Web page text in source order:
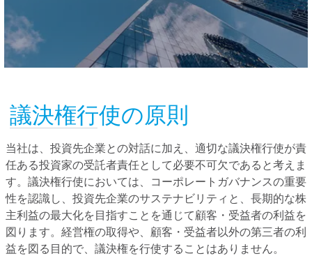
議決権行使の原則
当社は、投資先企業との対話に加え、適切な議決権行使が責
任ある投資家の受託者責任として必要不可欠であると考えま
す。議決権行使においては、コーポレートガバナンスの重要
性を認識し、投資先企業のサステナビリティと、長期的な株
主利益の最大化を目指すことを通じて顧客・受益者の利益を
図ります。経営権の取得や、顧客・受益者以外の第三者の利
益を図る目的で、議決権を行使することはありません。